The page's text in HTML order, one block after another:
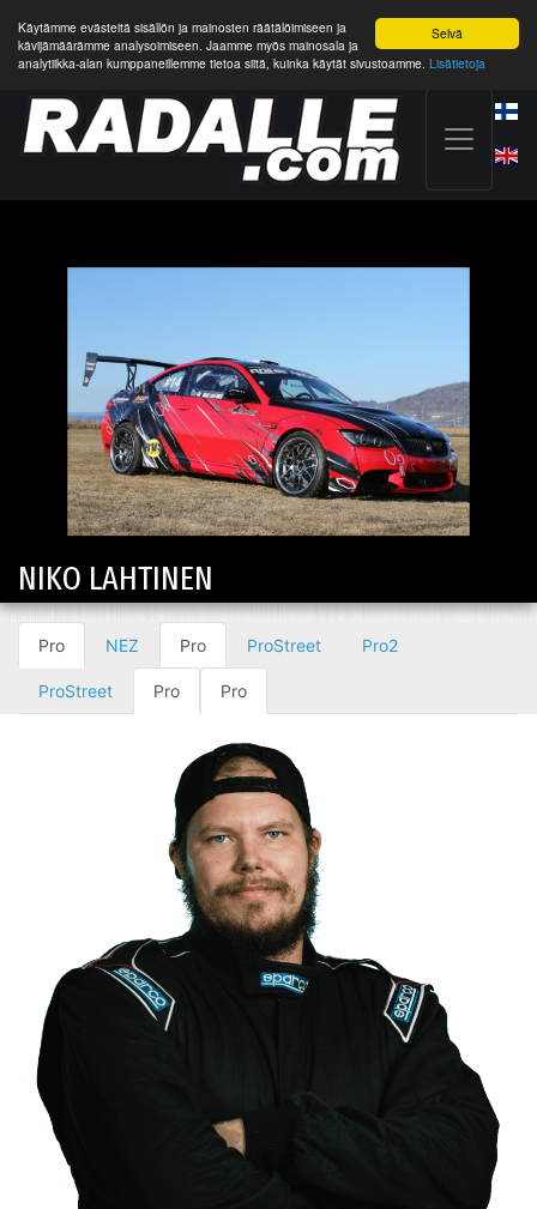
Selvä
Käytämme evästeitä sisällön ja mainosten räätälöimiseen ja
kävijämäärämme analysoimiseen. Jaamme myös mainosala ja
analytiikka-alan kumppaneillemme tietoa siitä, kuinka käytät sivustoamme. Lisätietoja
NIKO LAHTINEN
Pro NEZ Pro ProStreet Pro2
ProStreet Pro Pro